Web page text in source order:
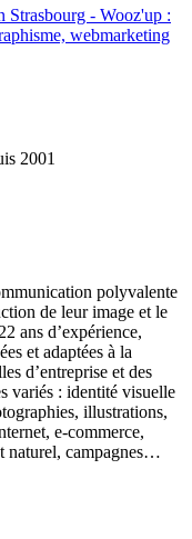
- Wooz'up :
webmarketing
2001
polyvalente
de leur image et le
ans d’expérience,
et adaptées à la
d’entreprise et des
variés : identité visuelle
illustrations,
e-commerce,
naturel, campagnes…